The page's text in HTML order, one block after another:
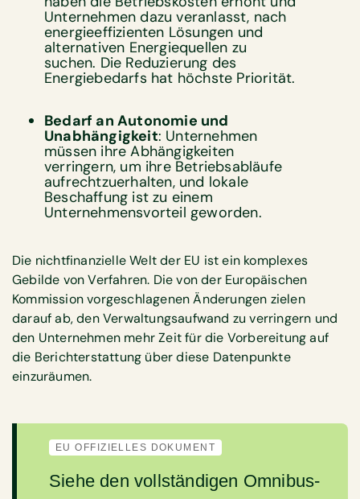
Unternehmen dazu veranlasst, nach
energieeffizienten Lösungen und
alternativen Energiequellen zu
suchen. Die Reduzierung des
Energiebedarfs hat höchste Priorität.
Bedarf an Autonomie und
Unabhängigkeit: Unternehmen
müssen ihre Abhängigkeiten
verringern, um ihre Betriebsabläufe
aufrechtzuerhalten, und lokale
Beschaffung ist zu einem
Unternehmensvorteil geworden.
Die nichtfinanzielle Welt der EU ist ein komplexes
Gebilde von Verfahren. Die von der Europäischen
Kommission vorgeschlagenen Änderungen zielen
darauf ab, den Verwaltungsaufwand zu verringern und
den Unternehmen mehr Zeit für die Vorbereitung auf
die Berichterstattung über diese Datenpunkte
einzuräumen.
EU OFFIZIELLES DOKUMENT
Siehe den vollständigen Omnibus-